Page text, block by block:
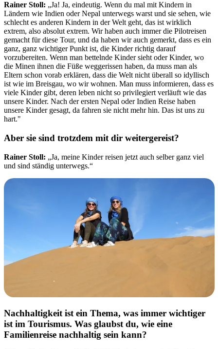
Rainer Stoll: „Ja! Ja, eindeutig. Wenn du mal mit Kindern in
Ländern wie Indien oder Nepal unterwegs warst und sie sehen, wie
schlecht es anderen Kindern in der Welt geht, das ist wirklich
extrem, also absolut extrem. Wir haben auch immer die Pilotreisen
gemacht für diese Tour, und da haben wir auch gemerkt, dass es ein
ganz, ganz wichtiger Punkt ist, die Kinder richtig darauf
vorzubereiten. Wenn man bettelnde Kinder sieht oder Kinder, wo
die Minen ihnen die Füße weggerissen haben, da muss man als
Eltern schon vorab erklären, dass die Welt nicht überall so idyllisch
ist wie im Breisgau, wo wir wohnen. Man muss informieren, dass es
viele Kinder gibt, deren leben nicht so privilegiert verläuft wie das
unsere Kinder. Nach der ersten Nepal oder Indien Reise haben
unsere Kinder gesagt, da fahren sie nicht mehr hin. Das ist uns zu
hart."
Aber sie sind trotzdem mit dir weitergereist?
Rainer Stoll: „Ja, meine Kinder reisen jetzt auch selber ganz viel
und sind ständig unterwegs.“
Nachhaltigkeit ist ein Thema, was immer wichtiger
ist im Tourismus. Was glaubst du, wie eine
Familienreise nachhaltig sein kann?